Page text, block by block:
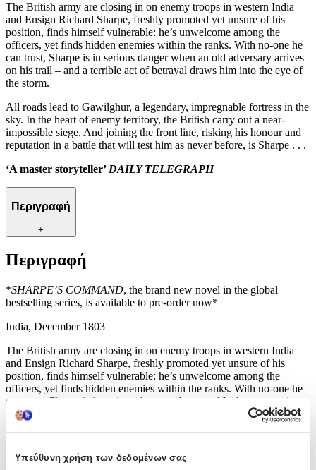
Υπεύθυνη χρήση των δεδομένων σας
The British army are closing in on enemy troops in western India
and Ensign Richard Sharpe, freshly promoted yet unsure of his
position, finds himself vulnerable: he’s unwelcome among the
officers, yet finds hidden enemies within the ranks. With no-one he
can trust, Sharpe is in serious danger when an old adversary arrives
on his trail – and a terrible act of betrayal draws him into the eye of
the storm.
All roads lead to Gawilghur, a legendary, impregnable fortress in the
sky. In the heart of enemy territory, the British carry out a near-
impossible siege. And joining the front line, risking his honour and
reputation in a battle that will test him as never before, is Sharpe . . .
‘A master storyteller’ DAILY TELEGRAPH
Περιγραφή
+
Περιγραφή
*SHARPE’S COMMAND, the brand new novel in the global
bestselling series, is available to pre-order now*
India, December 1803
The British army are closing in on enemy troops in western India
and Ensign Richard Sharpe, freshly promoted yet unsure of his
position, finds himself vulnerable: he’s unwelcome among the
officers, yet finds hidden enemies within the ranks. With no-one he
can trust, Sharpe is in serious danger when an old adversary arrives
on his trail – and a terrible act of betrayal draws him into the eye of
All roads lead to Gawilghur, a legendary, impregnable fortress in the
sky. In the heart of enemy territory, the British carry out a near-